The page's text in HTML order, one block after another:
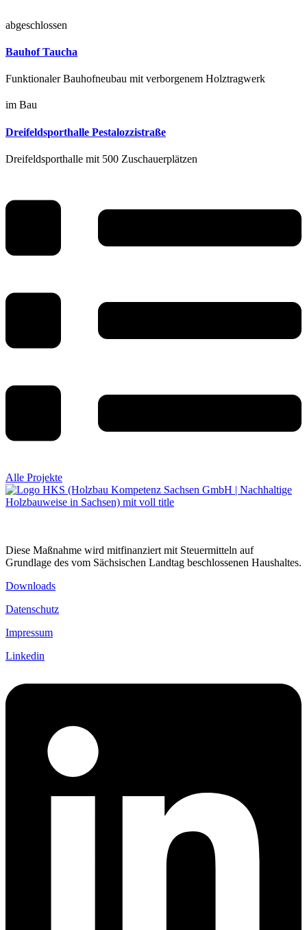
abgeschlossen
Bauhof Taucha
Funktionaler Bauhofneubau mit verborgenem Holztragwerk
im Bau
Dreifeldsporthalle Pestalozzistraße
Dreifeldsporthalle mit 500 Zuschauerplätzen
Alle Projekte
Diese Maßnahme wird mitfinanziert mit Steuermitteln auf
Grundlage des vom Sächsischen Landtag beschlossenen Haushaltes.
Downloads
Datenschutz
Impressum
Linkedin